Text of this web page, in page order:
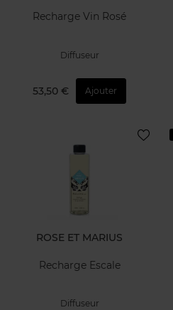
Recharge Vin Rosé
Diffuseur
53,50 € Ajouter
ROSE ET MARIUS
Recharge Escale
Diffuseur